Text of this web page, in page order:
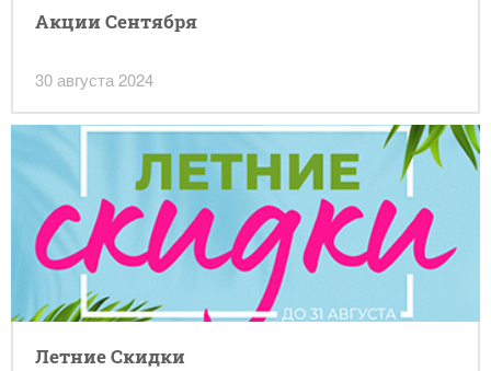
Акции Сентября
30 августа 2024
Летние Скидки